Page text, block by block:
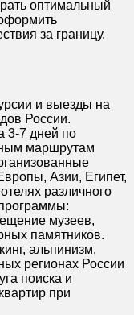
оптимальный
за границу.
и выезды на
России.
3-7 дней по
маршрутам
Азии, Египет,
различного
музеев,
памятников.
альпинизм,
регионах России
поиска и
при